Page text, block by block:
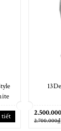
tiết 2.700.000₫